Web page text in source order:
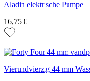
Aladin elektrische Pumpe
16,75 €
Vierundvierzig 44 mm